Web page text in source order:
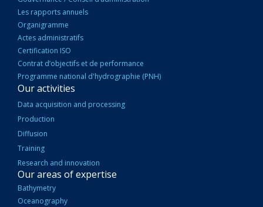
Les rapports annuels
Organigramme
Actes administratifs
Certification ISO
Contrat d’objectifs et de performance
Programme national d'hydrographie (PNH)
Our activities
Data acquisition and processing
Production
Diffusion
Training
Research and innovation
Our areas of expertise
Bathymetry
Oceanography